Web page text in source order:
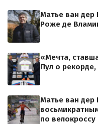
Матье ван дер
Роже де
«Мечта,
Пул о
Матье ван дер
по велокроссу